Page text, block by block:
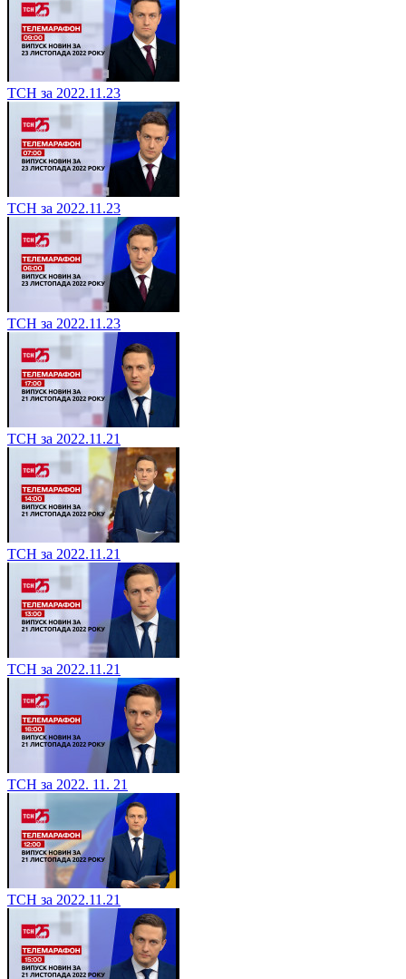
ТСН за 2022.11.23
ТСН за 2022.11.23
ТСН за 2022.11.23
ТСН за 2022.11.21
ТСН за 2022.11.21
ТСН за 2022.11.21
ТСН за 2022. 11. 21
ТСН за 2022.11.21